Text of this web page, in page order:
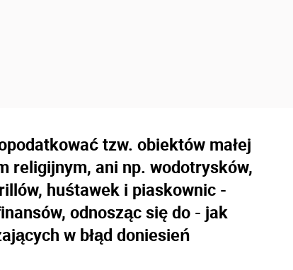
tzw. obiektów małej
religijnym, ani np. wodotrysków,
huśtawek i piaskownic -
odnosząc się do - jak
w błąd doniesień